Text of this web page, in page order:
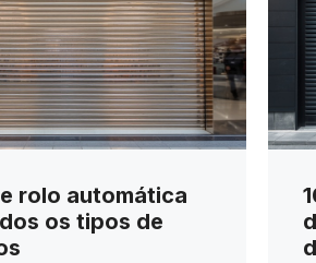
rolo automática
os tipos de